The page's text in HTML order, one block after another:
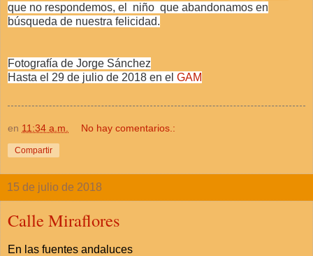
que no respondemos, el niño que abandonamos en
búsqueda de nuestra felicidad.
Fotografía de Jorge Sánchez
Hasta el 29 de julio de 2018 en el GAM
en 11:34 a.m. No hay comentarios.:
Compartir
15 de julio de 2018
Calle Miraflores
En las fuentes andaluces